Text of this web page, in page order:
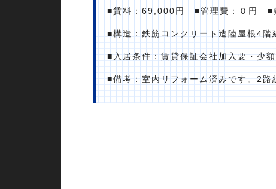
■賃料：69,000円 ■管理費：０円 ■
■構造：鉄筋コンクリート造陸屋根4
■入居条件：賃貸保証会社加入要・少
■備考：室内リフォーム済みです。2